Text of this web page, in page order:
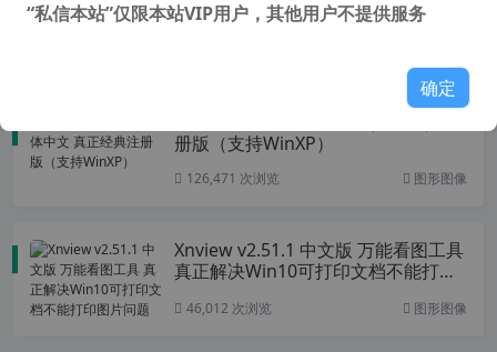
册版（支持WinXP）
126,471 次浏览 图形图像
Xnview v2.51.1 中文版 万能看图工具
真正解决Win10可打印文档不能打印
46,012 次浏览 图形图像
“私信本站”仅限本站VIP用户，其他用户不提供服务
确定